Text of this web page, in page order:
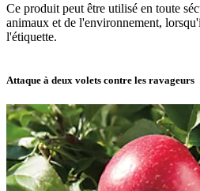
Ce produit peut être utilisé en toute
animaux et de l'environnement,
l'étiquette.
Attaque à deux volets contre les ravageurs